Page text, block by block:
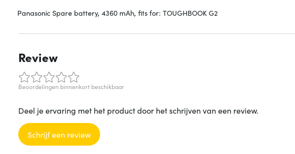
Panasonic Spare battery, 4360 mAh, fits for: TOUGHBOOK G2
Review
Beoordelingen binnenkort beschikbaar
Deel je ervaring met het product door het schrijven van een review.
Schrijf een review